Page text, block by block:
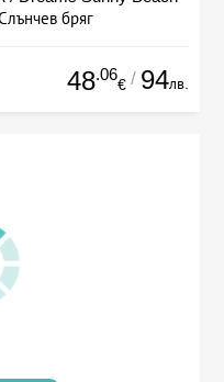
бряг
48.06
€ / 94лв.